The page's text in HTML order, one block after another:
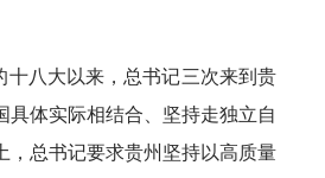
八大以来，总书记三次来到贵
体实际相结合、坚持走独立自
，总书记要求贵州坚持以高质量